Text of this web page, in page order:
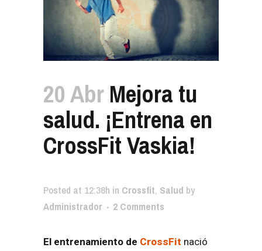
20 Abr Mejora tu
salud. ¡Entrena en
CrossFit Vaskia!
Posted at 12:38h in Crossfit, Salud by
Administrador
2 Comments
El entrenamiento de CrossFit nació